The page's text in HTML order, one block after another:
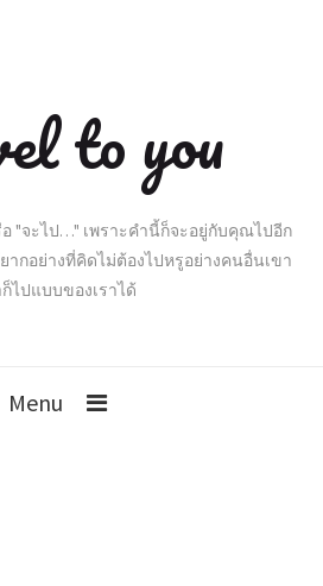
to you
"จะไป…" เพราะคำนี้ก็จะอยู่กับคุณไปอีก
กอย่างที่คิดไม่ต้องไปหรูอย่างคนอื่นเขา
ก็ไปแบบของเราได้
Menu